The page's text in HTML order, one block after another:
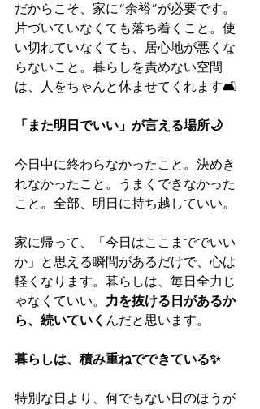
だからこそ、家に“余裕”が必要です。
片づいていなくても落ち着くこと。使
い切れていなくても、居心地が悪くな
らないこと。暮らしを責めない空間
は、人をちゃんと休ませてくれます🛋️
「また明日でいい」が言える場所🌙
今日中に終わらなかったこと。決めき
れなかったこと。うまくできなかった
こと。全部、明日に持ち越していい。
家に帰って、「今日はここまででいい
か」と思える瞬間があるだけで、心は
軽くなります。暮らしは、毎日全力じ
ゃなくていい。 力を抜ける日があるか
ら、続いていく んだと思います。
暮らしは、積み重ねでできている✨
特別な日より、何でもない日のほうが